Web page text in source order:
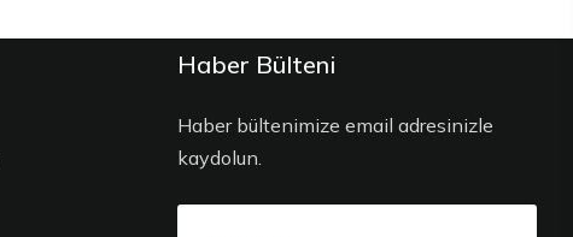
Haber Bülteni
Haber bültenimize email adresinizle
kaydolun.